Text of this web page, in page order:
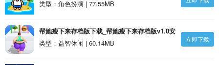
安卓版
类型：角色扮演 | 77.55MB
帮她瘦下来存档版下载_帮她瘦下来存档版v1.0安
卓版
类型：益智休闲 | 60.14MB 立即下载